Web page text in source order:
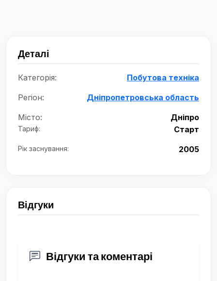
Деталі
Категорія: Побутова техніка
Регіон: Дніпропетровська область
Місто: Дніпро
Тариф: Старт
Рік заснування: 2005
Відгуки
Відгуки та коментарі